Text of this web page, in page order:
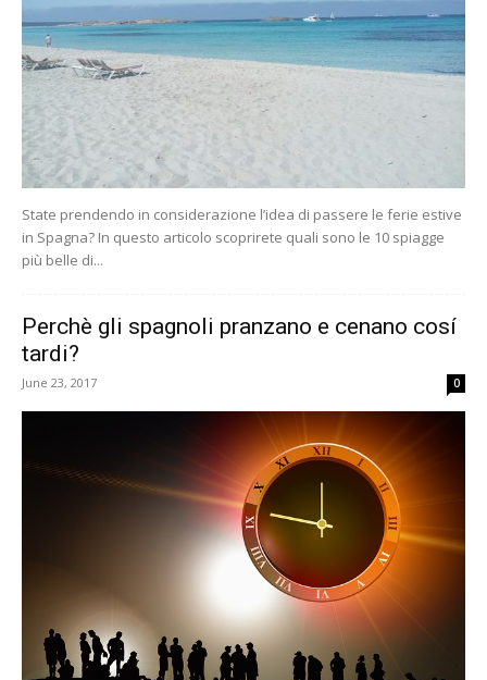
State prendendo in considerazione l’idea di passere le ferie estive
in Spagna? In questo articolo scoprirete quali sono le 10 spiagge
più belle di...
Perchè gli spagnoli pranzano e cenano cosí
tardi?
June 23, 2017 0